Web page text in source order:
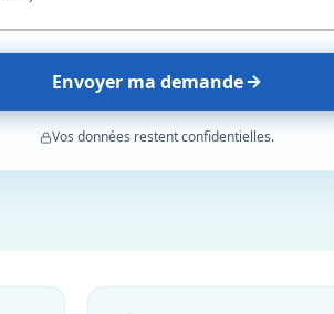
Envoyer ma demande
Vos données restent confidentielles.